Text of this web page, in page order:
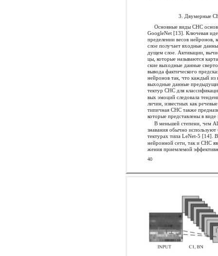
3. Двумерные
Основные виды СНС
GoogleNet [13]. Ключевая
пределении весов
слое получает входные
дущем слое. Активации,
цы, которые называются
ские выходные данные
вывода фактического
нейронов так, что каждый из
выходные данные
тектур СНС для
вых эмоций следовала
личин, известных как
типичная СНС также
которые представлены в
В меньшей степени, чем
знавания обычно
тектурах типа LeNet-5 [14].
нейронной сети, так и СНС
жения приемлемой
40